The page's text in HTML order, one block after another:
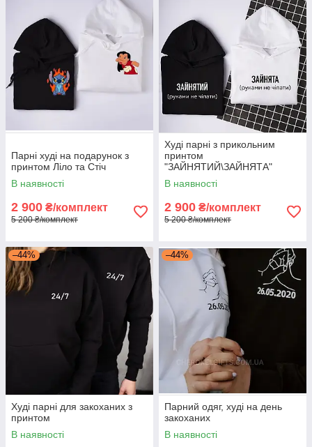
Парні худі на подарунок з
принтом Ліло та Стіч
В наявності
2 900 ₴/комплект
5 200 ₴/комплект
Худі парні з прикольним
принтом
"ЗАЙНЯТИЙ\ЗАЙНЯТА"
В наявності
2 900 ₴/комплект
5 200 ₴/комплект
–44%
Худі парні для закоханих з
принтом
В наявності
–44%
Парний одяг, худі на день
закоханих
В наявності